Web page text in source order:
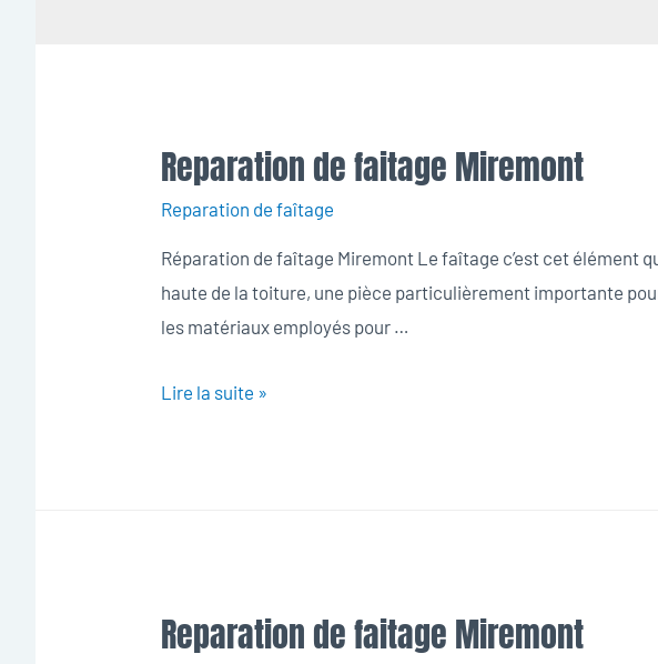
Reparation de faitage Miremont
Reparation de faîtage
Réparation de faîtage Miremont Le faîtage c’est cet élément
haute de la toiture, une pièce particulièrement importante
les matériaux employés pour …
Reparation
Lire la suite »
Reparation de faitage Miremont